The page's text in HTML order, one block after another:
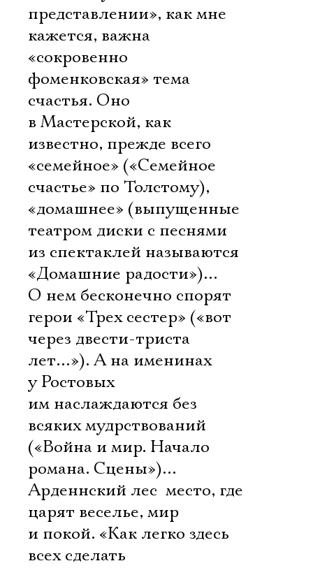
представлении», как мне
кажется, важна
«сокровенно
фоменковская» тема
счастья. Оно
в Мастерской, как
известно, прежде всего
«семейное» («Семейное
счастье» по Толстому),
«домашнее» (выпущенные
театром диски с песнями
из спектаклей называются
«Домашние радости»)…
О нем бесконечно спорят
герои «Трех сестер» («вот
через двести-триста
лет…»). А на именинах
у Ростовых
им наслаждаются без
всяких мудрствований
(«Война и мир. Начало
романа. Сцены»)…
Арденнский лес  место, где
царят веселье, мир
и покой. «Как легко здесь
всех сделать